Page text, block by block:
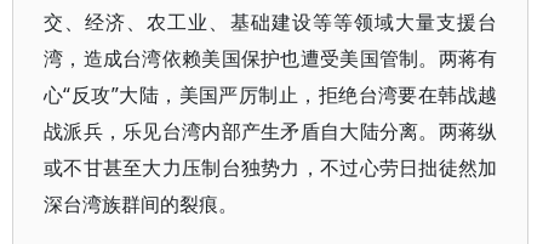
交、经济、农工业、基础建设等等领域大量支援台
湾，造成台湾依赖美国保护也遭受美国管制。两蒋有
心“反攻”大陆，美国严厉制止，拒绝台湾要在韩战越
战派兵，乐见台湾内部产生矛盾自大陆分离。两蒋纵
或不甘甚至大力压制台独势力，不过心劳日拙徒然加
深台湾族群间的裂痕。